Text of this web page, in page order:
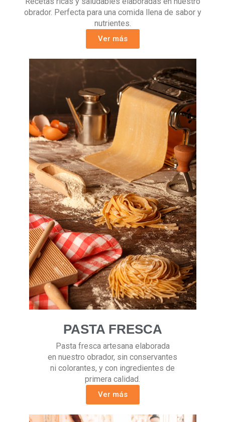
obrador. Perfecta para una comida llena de sabor y
nutrientes.
Ver más
PASTA FRESCA
Pasta fresca artesana elaborada
en nuestro obrador, sin conservantes
ni colorantes, y con ingredientes de
primera calidad.
Ver más